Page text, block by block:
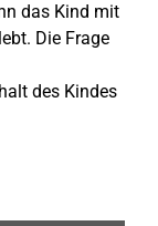
das Kind mit
Die Frage
des Kindes